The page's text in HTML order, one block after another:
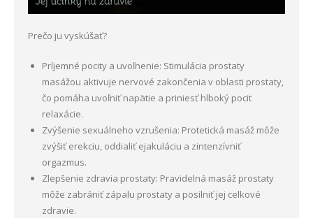
Prečo ju vyskúšať?
Príjemné pocity a uvoľnenie: Stimulácia prostaty
masážou aktivuje nervové zakončenia v oblasti prostaty,
čo pomáha uvoľniť napätie a priniesť hlboký pocit
relaxácie.
Zvýšenie sexuálneho vzrušenia: Protetická masáž môže
zvýšiť erekciu, oddialiť ejakuláciu a zintenzívniť
orgazmus.
Zlepšenie zdravia prostaty: Pravidelná masáž prostaty
môže zabrániť zápalu prostaty a posilniť jej celkové
zdravie.